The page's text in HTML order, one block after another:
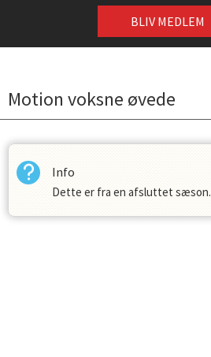
BLIV MEDLEM
Motion voksne øvede
Info
Dette er fra en afsluttet sæson.